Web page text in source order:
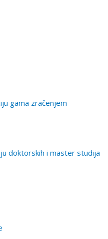
gama zračenjem
doktorskih i master studija